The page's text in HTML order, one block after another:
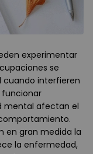
experimentar
se
cuando interfieren
funcionar
mental afectan el
en gran medida la
la enfermedad,